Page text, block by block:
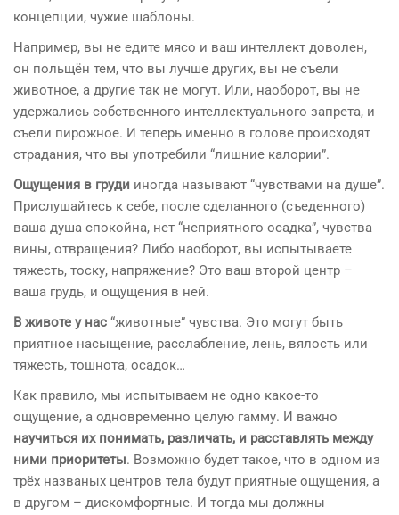
концепции, чужие шаблоны.
Например, вы не едите мясо и ваш интеллект доволен,
он польщён тем, что вы лучше других, вы не съели
животное, а другие так не могут. Или, наоборот, вы не
удержались собственного интеллектуального запрета, и
съели пирожное. И теперь именно в голове происходят
страдания, что вы употребили “лишние калории”.
Ощущения в груди иногда называют “чувствами на душе”.
Прислушайтесь к себе, после сделанного (съеденного)
ваша душа спокойна, нет “неприятного осадка”, чувства
вины, отвращения? Либо наоборот, вы испытываете
тяжесть, тоску, напряжение? Это ваш второй центр –
ваша грудь, и ощущения в ней.
В животе у нас “животные” чувства. Это могут быть
приятное насыщение, расслабление, лень, вялость или
тяжесть, тошнота, осадок…
Как правило, мы испытываем не одно какое-то
ощущение, а одновременно целую гамму. И важно
научиться их понимать, различать, и расставлять между
ними приоритеты. Возможно будет такое, что в одном из
трёх названых центров тела будут приятные ощущения, а
в другом – дискомфортные. И тогда мы должны